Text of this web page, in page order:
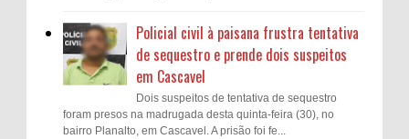
Policial civil à paisana frustra tentativa
de sequestro e prende dois suspeitos
em Cascavel
Dois suspeitos de tentativa de sequestro
foram presos na madrugada desta quinta-feira (30), no
bairro Planalto, em Cascavel. A prisão foi fe...